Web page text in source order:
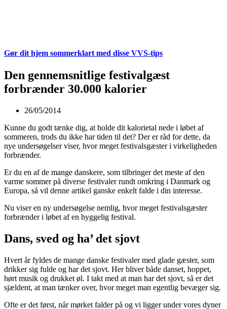
Gør dit hjem sommerklart med disse VVS-tips
Den gennemsnitlige festivalgæst
forbrænder 30.000 kalorier
26/05/2014
Kunne du godt tænke dig, at holde dit kalorietal nede i løbet af
sommeren, trods du ikke har tiden til det? Der er råd for dette, da
nye undersøgelser viser, hvor meget festivalsgæster i virkeligheden
forbrænder.
Er du en af de mange danskere, som tilbringer det meste af den
varme sommer på diverse festivaler rundt omkring i Danmark og
Europa, så vil denne artikel ganske enkelt falde i din interesse.
Nu viser en ny undersøgelse nemlig, hvor meget festivalsgæster
forbrænder i løbet af en hyggelig festival.
Dans, sved og ha’ det sjovt
Hvert år fyldes de mange danske festivaler med glade gæster, som
drikker sig fulde og har det sjovt. Her bliver både danset, hoppet,
hørt musik og drukket øl. I takt med at man har det sjovt, så er det
sjældent, at man tænker over, hvor meget man egentlig bevæger sig.
Ofte er det først, når mørket falder på og vi ligger under vores dyner